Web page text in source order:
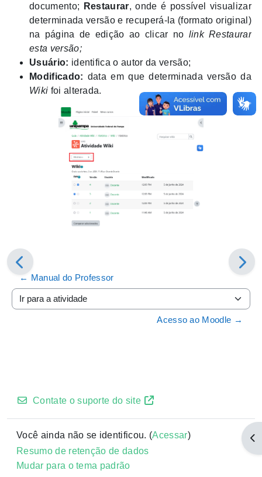
documento;
Restaurar, onde é possível visualizar
determinada versão e recuperá-la (formato original)
na página de edição ao clicar no link Restaurar
esta versão;
Usuário: identifica o autor da versão;
Modificado: data em que determinada versão da
Wiki foi alterada.
← Manual do Professor
Ir para a atividade
Acesso ao Moodle →
Contate o suporte do site
Você ainda não se identificou. (Acessar)
Resumo de retenção de dados
Mudar para o tema padrão